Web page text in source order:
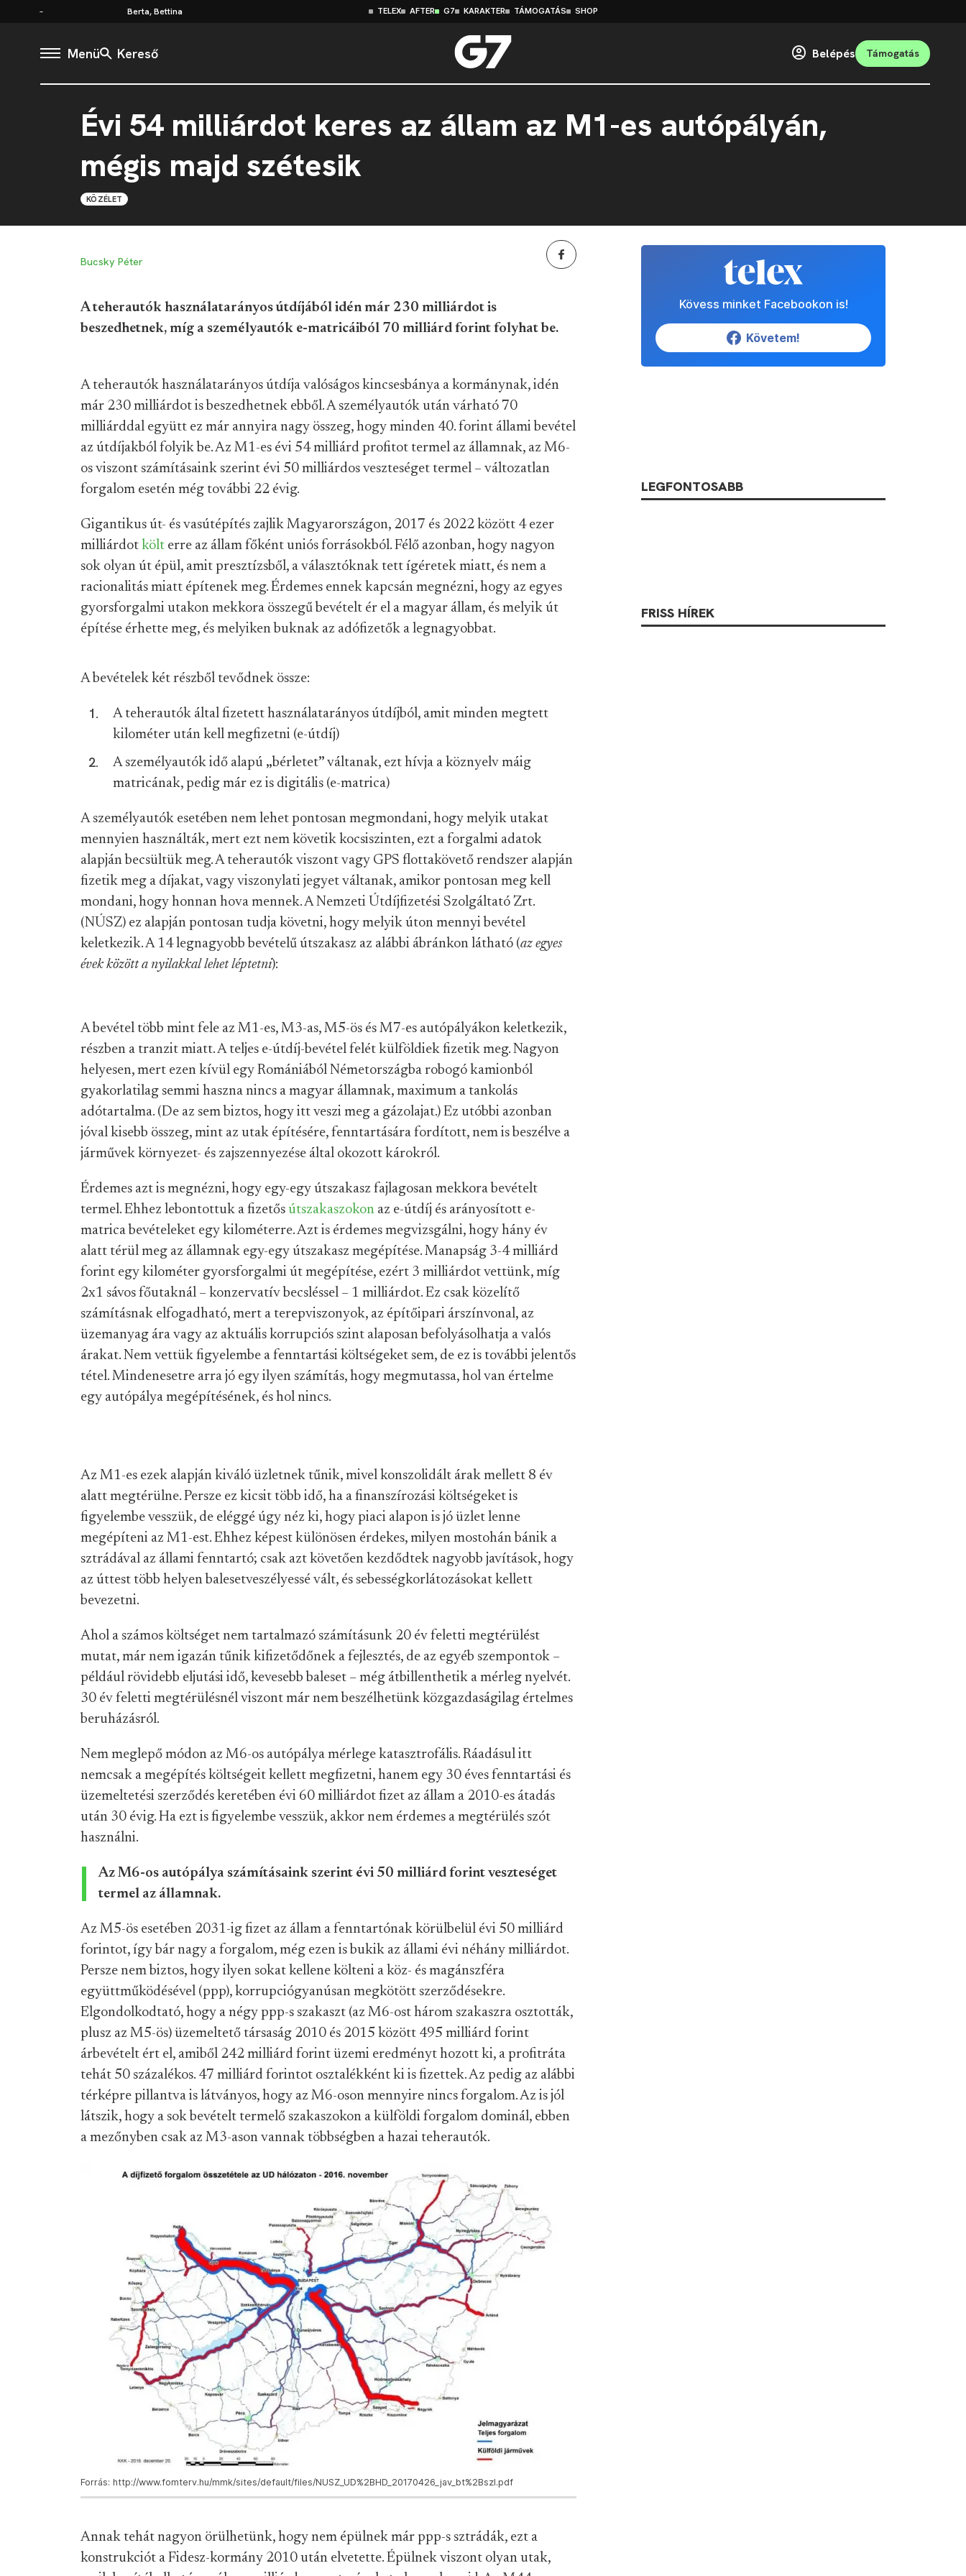
Berta, Bettina TELEX AFTER G7 KARAKTER TÁMOGATÁS SHOP
Menü Kereső Belépés Támogatás
Évi 54 milliárdot keres az állam az M1-es autópályán,
mégis majd szétesik
KÖZÉLET
Bucsky Péter
A teherautók használatarányos útdíjából idén már 230 milliárdot is
beszedhetnek, míg a személyautók e-matricáiból 70 milliárd forint folyhat be.
A teherautók használatarányos útdíja valóságos kincsesbánya a kormánynak, idén
már 230 milliárdot is beszedhetnek ebből. A személyautók után várható 70
milliárddal együtt ez már annyira nagy összeg, hogy minden 40. forint állami bevétel
az útdíjakból folyik be. Az M1-es évi 54 milliárd profitot termel az államnak, az M6-
os viszont számításaink szerint évi 50 milliárdos veszteséget termel – változatlan
forgalom esetén még további 22 évig.
Gigantikus út- és vasútépítés zajlik Magyarországon, 2017 és 2022 között 4 ezer
milliárdot költ erre az állam főként uniós forrásokból. Félő azonban, hogy nagyon
sok olyan út épül, amit presztízsből, a választóknak tett ígéretek miatt, és nem a
racionalitás miatt építenek meg. Érdemes ennek kapcsán megnézni, hogy az egyes
gyorsforgalmi utakon mekkora összegű bevételt ér el a magyar állam, és melyik út
építése érhette meg, és melyiken buknak az adófizetők a legnagyobbat.
A bevételek két részből tevődnek össze:
A teherautók által fizetett használatarányos útdíjból, amit minden megtett
kilométer után kell megfizetni (e-útdíj)
A személyautók idő alapú „bérletet” váltanak, ezt hívja a köznyelv máig
matricának, pedig már ez is digitális (e-matrica)
A személyautók esetében nem lehet pontosan megmondani, hogy melyik utakat
mennyien használták, mert ezt nem követik kocsiszinten, ezt a forgalmi adatok
alapján becsültük meg. A teherautók viszont vagy GPS flottakövető rendszer alapján
fizetik meg a díjakat, vagy viszonylati jegyet váltanak, amikor pontosan meg kell
mondani, hogy honnan hova mennek. A Nemzeti Útdíjfizetési Szolgáltató Zrt.
(NÚSZ) ez alapján pontosan tudja követni, hogy melyik úton mennyi bevétel
keletkezik. A 14 legnagyobb bevételű útszakasz az alábbi ábránkon látható (az egyes
évek között a nyilakkal lehet léptetni):
A bevétel több mint fele az M1-es, M3-as, M5-ös és M7-es autópályákon keletkezik,
részben a tranzit miatt. A teljes e-útdíj-bevétel felét külföldiek fizetik meg. Nagyon
helyesen, mert ezen kívül egy Romániából Németországba robogó kamionból
gyakorlatilag semmi haszna nincs a magyar államnak, maximum a tankolás
adótartalma. (De az sem biztos, hogy itt veszi meg a gázolajat.) Ez utóbbi azonban
jóval kisebb összeg, mint az utak építésére, fenntartására fordított, nem is beszélve a
járművek környezet- és zajszennyezése által okozott károkról.
Érdemes azt is megnézni, hogy egy-egy útszakasz fajlagosan mekkora bevételt
termel. Ehhez lebontottuk a fizetős útszakaszokon az e-útdíj és arányosított e-
matrica bevételeket egy kilométerre. Azt is érdemes megvizsgálni, hogy hány év
alatt térül meg az államnak egy-egy útszakasz megépítése. Manapság 3-4 milliárd
forint egy kilométer gyorsforgalmi út megépítése, ezért 3 milliárdot vettünk, míg
2x1 sávos főutaknál – konzervatív becsléssel – 1 milliárdot. Ez csak közelítő
számításnak elfogadható, mert a terepviszonyok, az építőipari árszínvonal, az
üzemanyag ára vagy az aktuális korrupciós szint alaposan befolyásolhatja a valós
árakat. Nem vettük figyelembe a fenntartási költségeket sem, de ez is további jelentős
tétel. Mindenesetre arra jó egy ilyen számítás, hogy megmutassa, hol van értelme
egy autópálya megépítésének, és hol nincs.
Az M1-es ezek alapján kiváló üzletnek tűnik, mivel konszolidált árak mellett 8 év
alatt megtérülne. Persze ez kicsit több idő, ha a finanszírozási költségeket is
figyelembe vesszük, de eléggé úgy néz ki, hogy piaci alapon is jó üzlet lenne
megépíteni az M1-est. Ehhez képest különösen érdekes, milyen mostohán bánik a
sztrádával az állami fenntartó; csak azt követően kezdődtek nagyobb javítások, hogy
az úttest több helyen balesetveszélyessé vált, és sebességkorlátozásokat kellett
bevezetni.
Ahol a számos költséget nem tartalmazó számításunk 20 év feletti megtérülést
mutat, már nem igazán tűnik kifizetődőnek a fejlesztés, de az egyéb szempontok –
például rövidebb eljutási idő, kevesebb baleset – még átbillenthetik a mérleg nyelvét.
30 év feletti megtérülésnél viszont már nem beszélhetünk közgazdaságilag értelmes
beruházásról.
Nem meglepő módon az M6-os autópálya mérlege katasztrofális. Ráadásul itt
nemcsak a megépítés költségeit kellett megfizetni, hanem egy 30 éves fenntartási és
üzemeltetési szerződés keretében évi 60 milliárdot fizet az állam a 2010-es átadás
után 30 évig. Ha ezt is figyelembe vesszük, akkor nem érdemes a megtérülés szót
használni.
Az M6-os autópálya számításaink szerint évi 50 milliárd forint veszteséget
termel az államnak.
Az M5-ös esetében 2031-ig fizet az állam a fenntartónak körülbelül évi 50 milliárd
forintot, így bár nagy a forgalom, még ezen is bukik az állami évi néhány milliárdot.
Persze nem biztos, hogy ilyen sokat kellene költeni a köz- és magánszféra
együttműködésével (ppp), korrupciógyanúsan megkötött szerződésekre.
Elgondolkodtató, hogy a négy ppp-s szakaszt (az M6-ost három szakaszra osztották,
plusz az M5-ös) üzemeltető társaság 2010 és 2015 között 495 milliárd forint
árbevételt ért el, amiből 242 milliárd forint üzemi eredményt hozott ki, a profitráta
tehát 50 százalékos. 47 milliárd forintot osztalékként ki is fizettek. Az pedig az alábbi
térképre pillantva is látványos, hogy az M6-oson mennyire nincs forgalom. Az is jól
látszik, hogy a sok bevételt termelő szakaszokon a külföldi forgalom dominál, ebben
a mezőnyben csak az M3-ason vannak többségben a hazai teherautók.
Forrás: http://www.fomterv.hu/mmk/sites/default/files/NUSZ_UD%2BHD_20170426_jav_bt%2Bszl.pdf
Annak tehát nagyon örülhetünk, hogy nem épülnek már ppp-s sztrádák, ezt a
konstrukciót a Fidesz-kormány 2010 után elvetette. Épülnek viszont olyan utak,
Kövess minket Facebookon is!
Követem!
LEGFONTOSABB
FRISS HÍREK